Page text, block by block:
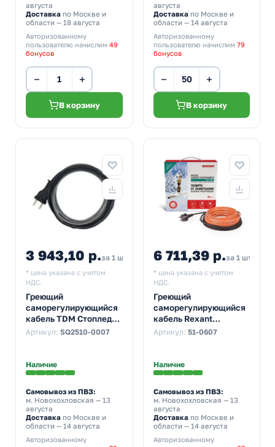
августа
Доставка по Москве и
области — 18 августа
Авторизованному
пользователю начислим 49
бонусов
− +
В корзину
августа
Доставкапо Москве и
области — 14 августа
Авторизованному
пользователю начислим 79
бонусов
− +
В корзину
3 943,10 р.за 1 шт
* цена указана с учетом
НДС.
Греющий
саморегулирующийся
кабель TDM Стоплед
НСК20-Н с вилкой, на
Артикул: SQ2510-0007
Наличие
Самовывоз из ПВЗ:
м. Новохохловская — 13
августа
Доставка по Москве и
области — 14 августа
Авторизованному
6 711,39 р.за 1 шт
* цена указана с учетом
НДС.
Греющий
саморегулирующийся
кабель Rexant
(комплект в трубу)
Артикул: 51-0607
Наличие
Самовывоз из ПВЗ:
м. Новохохловская — 13
августа
Доставкапо Москве и
области — 14 августа
Авторизованному